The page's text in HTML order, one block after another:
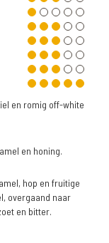
en romig off-white
en honing.
hop en fruitige
overgaand naar
en bitter.